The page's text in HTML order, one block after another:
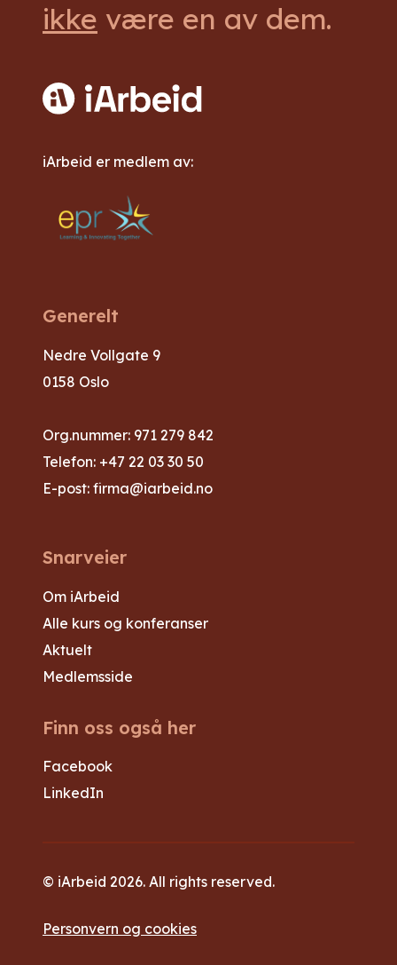
ikke være en av dem.
iArbeid er medlem av:
Generelt
Nedre Vollgate 9
0158 Oslo
Org.nummer: 971 279 842
Telefon: +47 22 03 30 50
E-post: firma@iarbeid.no
Snarveier
Om iArbeid
Alle kurs og konferanser
Aktuelt
Medlemsside
Finn oss også her
Facebook
LinkedIn
© iArbeid 2026. All rights reserved.
Personvern og cookies